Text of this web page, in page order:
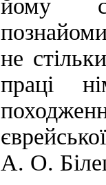
йому
не
праці
А. О.